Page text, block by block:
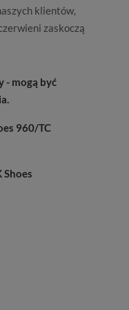
klientów,
zaskoczą
- mogą być
960/TC
Shoes